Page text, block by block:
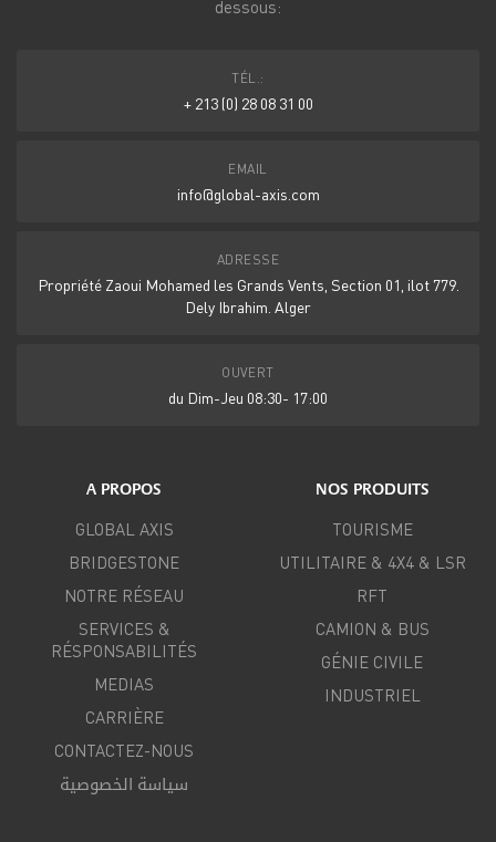
dessous:
TÉL.:
+ 213 (0) 28 08 31 00
EMAIL
info@global-axis.com
ADRESSE
Propriété Zaoui Mohamed les Grands Vents, Section 01, ilot 779.
Dely Ibrahim. Alger
OUVERT
du Dim-Jeu 08:30- 17:00
A PROPOS
GLOBAL AXIS
BRIDGESTONE
NOTRE RÉSEAU
SERVICES &
RÉSPONSABILITÉS
MEDIAS
CARRIÈRE
CONTACTEZ-NOUS
سياسة الخصوصية
NOS PRODUITS
TOURISME
UTILITAIRE & 4X4 & LSR
RFT
CAMION & BUS
GÉNIE CIVILE
INDUSTRIEL